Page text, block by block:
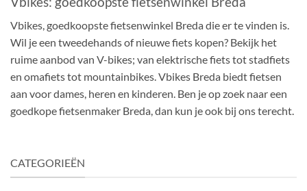
Vbikes, goedkoopste fietsenwinkel Breda die er te vinden is.
Wil je een tweedehands of nieuwe fiets kopen? Bekijk het
ruime aanbod van V-bikes; van elektrische fiets tot stadfiets
en omafiets tot mountainbikes. Vbikes Breda biedt fietsen
aan voor dames, heren en kinderen. Ben je op zoek naar een
goedkope fietsenmaker Breda, dan kun je ook bij ons terecht.
CATEGORIEËN